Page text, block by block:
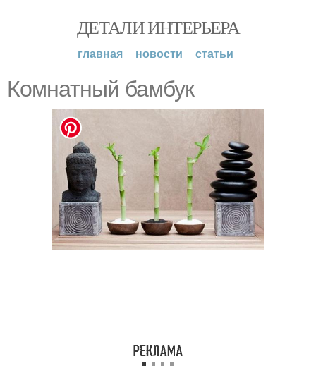
ДЕТАЛИ ИНТЕРЬЕРА
главная новости статьи
Комнатный бамбук